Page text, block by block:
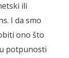
ili
I da smo
ono što
potpunosti